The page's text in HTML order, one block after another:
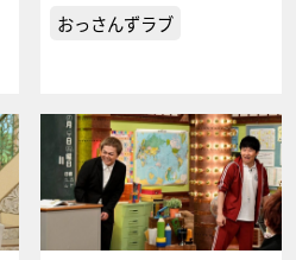
おっさんずラブ